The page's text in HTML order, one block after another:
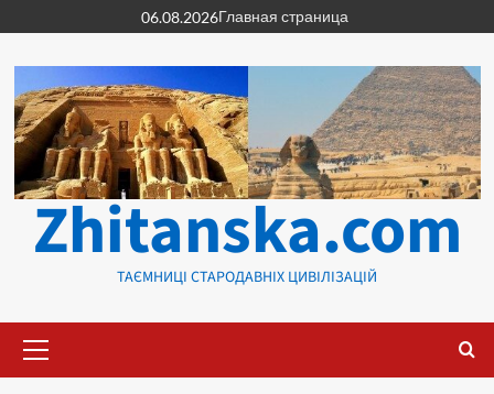
к
содержимому
06.08.2026Главная страница
Zhitanska.com
ТАЄМНИЦІ СТАРОДАВНІХ ЦИВІЛІЗАЦІЙ
меню